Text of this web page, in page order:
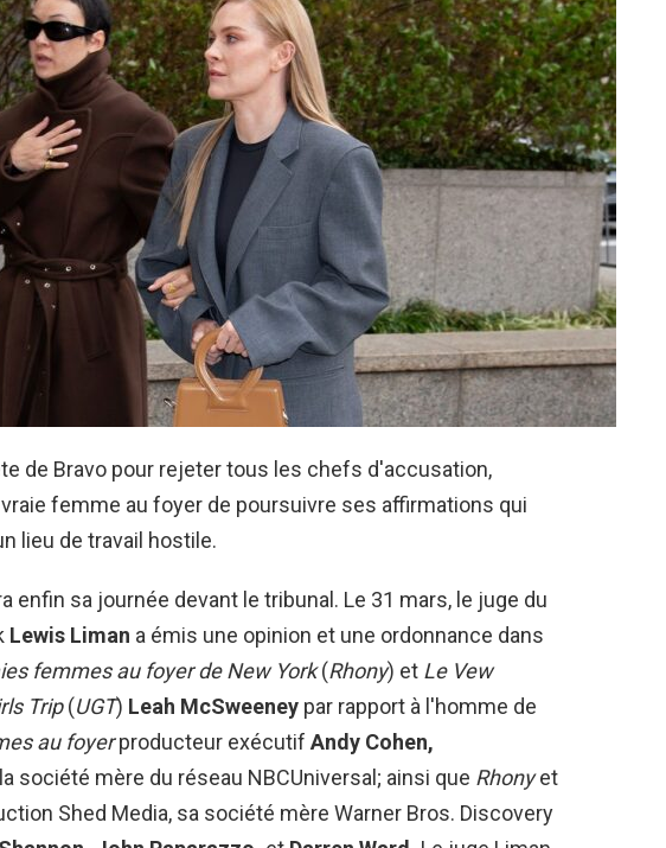
de Bravo pour rejeter tous les chefs d'accusation,
femme au foyer de poursuivre ses affirmations qui
lieu de travail hostile.
enfin sa journée devant le tribunal. Le 31 mars, le juge du
Lewis Liman a émis une opinion et une ordonnance dans
femmes au foyer de New York(Rhony) et Le Vew
Trip(UGT) Leah McSweeney par rapport à l'homme de
au foyerproducteur exécutif Andy Cohen,
société mère du réseau NBCUniversal; ainsi que Rhonyet
Shed Media, sa société mère Warner Bros. Discovery